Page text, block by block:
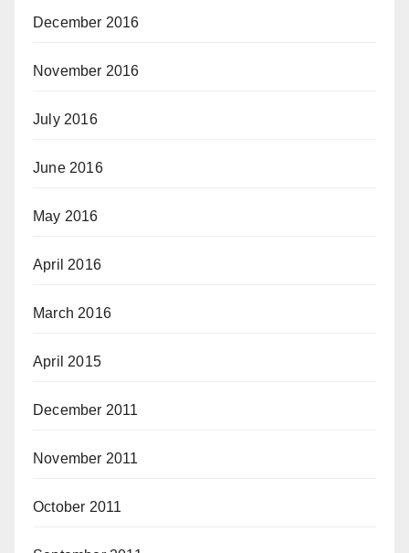
December 2016
November 2016
July 2016
June 2016
May 2016
April 2016
March 2016
April 2015
December 2011
November 2011
October 2011